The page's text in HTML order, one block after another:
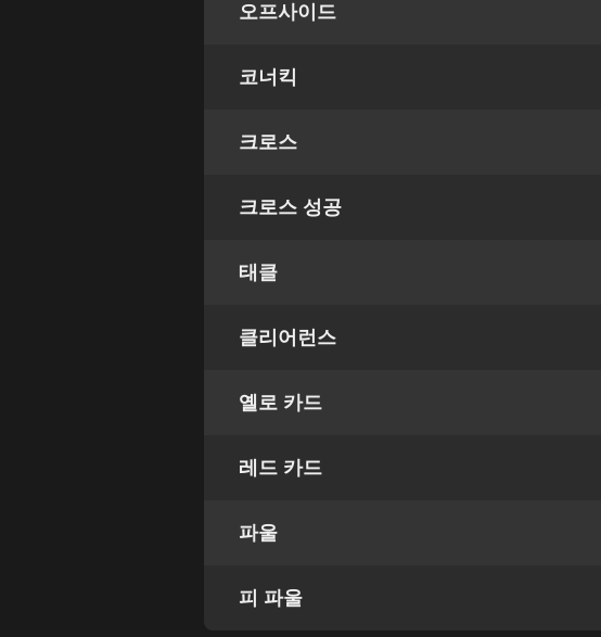
오프사이드
코너킥
크로스
크로스 성공
태클
클리어런스
옐로 카드
레드 카드
파울
피 파울